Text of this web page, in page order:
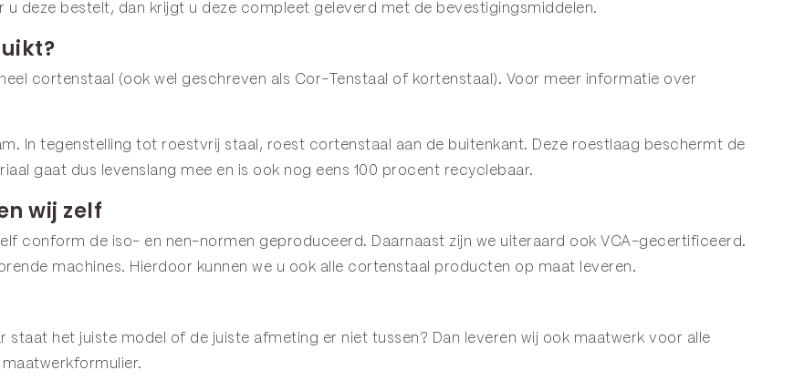
u deze bestelt, dan krijgt u deze compleet geleverd met de bevestigingsmiddelen.
cortenstaal (ook wel geschreven als Cor-Tenstaal of kortenstaal). Voor meer informatie over
In tegenstelling tot roestvrij staal, roest cortenstaal aan de buitenkant. Deze roestlaag beschermt de
gaat dus levenslang mee en is ook nog eens 100 procent recyclebaar.
wij zelf
conform de iso- en nen-normen geproduceerd. Daarnaast zijn we uiteraard ook VCA-gecertificeerd.
machines. Hierdoor kunnen we u ook alle cortenstaal producten op maat leveren.
het juiste model of de juiste afmeting er niet tussen? Dan leveren wij ook maatwerk voor alle
maatwerkformulier.